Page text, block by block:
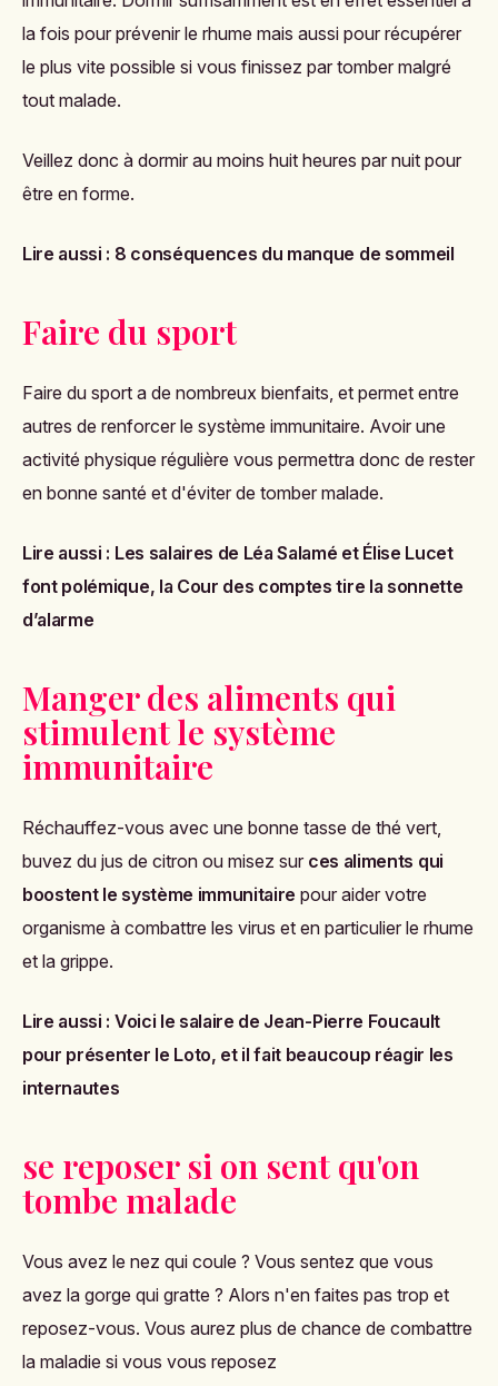
la fois pour prévenir le rhume mais aussi pour récupérer
le plus vite possible si vous finissez par tomber malgré
tout malade.
Veillez donc à dormir au moins huit heures par nuit pour
être en forme.
Lire aussi : 8 conséquences du manque de sommeil
Faire du sport
Faire du sport a de nombreux bienfaits, et permet entre
autres de renforcer le système immunitaire. Avoir une
activité physique régulière vous permettra donc de rester
en bonne santé et d'éviter de tomber malade.
Lire aussi : Les salaires de Léa Salamé et Élise Lucet
font polémique, la Cour des comptes tire la sonnette
d’alarme
Manger des aliments qui
stimulent le système
immunitaire
Réchauffez-vous avec une bonne tasse de thé vert,
buvez du jus de citron ou misez sur ces aliments qui
boostent le système immunitaire pour aider votre
organisme à combattre les virus et en particulier le rhume
et la grippe.
Lire aussi : Voici le salaire de Jean-Pierre Foucault
pour présenter le Loto, et il fait beaucoup réagir les
internautes
se reposer si on sent qu'on
tombe malade
Vous avez le nez qui coule ? Vous sentez que vous
avez la gorge qui gratte ? Alors n'en faites pas trop et
reposez-vous. Vous aurez plus de chance de combattre
la maladie si vous vous reposez